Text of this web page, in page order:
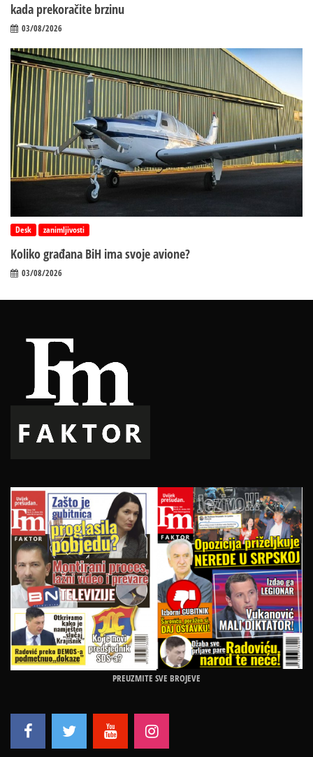
kada prekoračite brzinu
03/08/2026
Desk zanimljivosti
Koliko građana BiH ima svoje avione?
03/08/2026
PREUZMITE SVE BROJEVE